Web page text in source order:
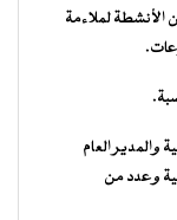
الأنشطة لملاءمة
والمدير العام
وعدد من